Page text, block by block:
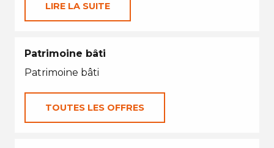
LIRE LA SUITE
Patrimoine bâti
Patrimoine bâti
TOUTES LES OFFRES